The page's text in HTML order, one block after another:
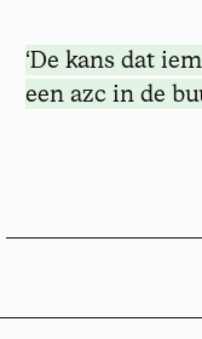
‘De kans dat
een azc in de